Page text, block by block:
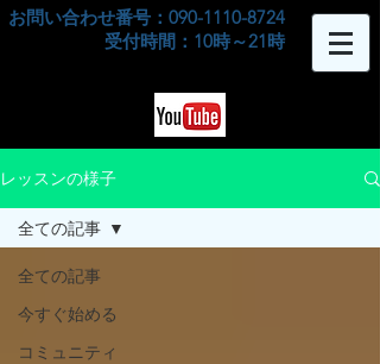
お問い合わせ番号：090-1110-8724
​受付時間：10時～21時
レッスンの様子
全ての記事
今すぐ始める
コミュニティ
全ての記事